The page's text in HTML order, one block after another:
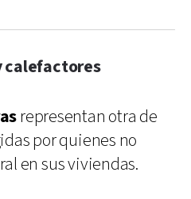
calefactores
representan otra de
por quienes no
en sus viviendas.